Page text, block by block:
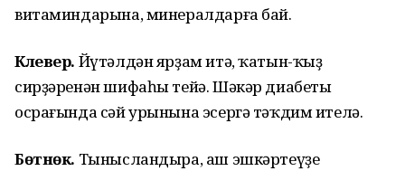
витаминдарына, минералдарға бай.
Клевер. Йүтәлдән ярҙам итә, ҡатын-ҡыҙ
сирҙәренән шифаһы тейә. Шәкәр диабеты
осрағында сәй урынына эсергә тәҡдим ителә.
Бөтнөк. Тынысландыра, аш эшкәртеүҙе